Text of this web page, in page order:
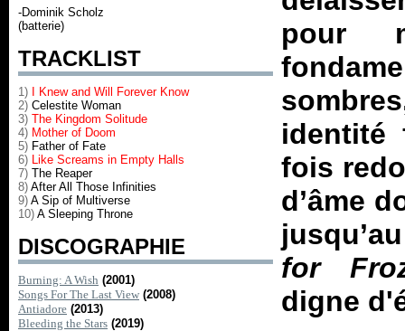
-Dominik Scholz
(batterie)
TRACKLIST
1)
I Knew and Will Forever Know
2) Celestite Woman
3) The Kingdom Solitude
4) Mother of Doom
5) Father of Fate
6) Like Screams in Empty Halls
7) The Reaper
8) After All Those Infinities
9) A Sip of Multiverse
10) A Sleeping Throne
DISCOGRAPHIE
Burning: A Wish (2001)
Songs For The Last View (2008)
Antiadore (2013)
Bleeding the Stars (2019)
pour
identité
fois
d’âme
for
digne